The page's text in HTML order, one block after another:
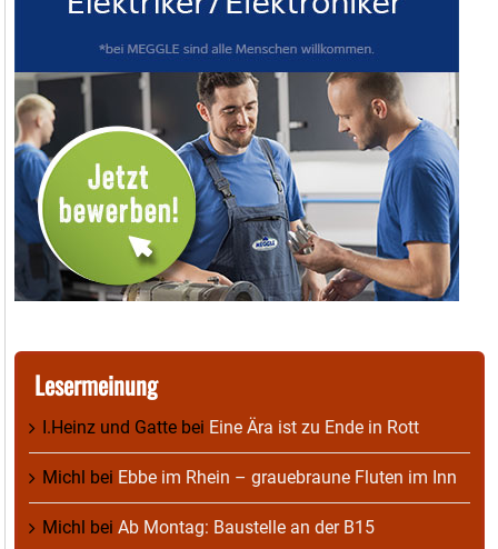
Lesermeinung
I.Heinz und Gatte bei Eine Ära ist zu Ende in Rott
Michl bei Ebbe im Rhein – grauebraune Fluten im Inn
Michl bei Ab Montag: Baustelle an der B15